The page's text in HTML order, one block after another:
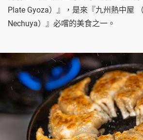
Plate Gyoza）』，是來『九州熱中屋
Nechuya）』必嚐的美食之一。